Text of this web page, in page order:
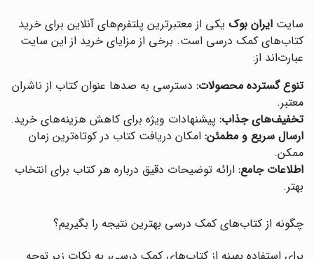
سایت ایران بوک یکی از معتبرترین پلتفرم‌های آنلاین برای خرید
کتاب‌های کمک درسی است. برخی از مزایای خرید از این سایت
عبارت‌اند از:
تنوع گسترده محصولات: دسترسی به صدها عنوان کتاب از ناشران
معتبر.
تخفیف‌های جذاب: پیشنهادات ویژه برای کاهش هزینه‌های خرید.
ارسال سریع و مطمئن: امکان دریافت کتاب در کوتاه‌ترین زمان
ممکن.
اطلاعات جامع: ارائه توضیحات دقیق درباره هر کتاب برای انتخاب
بهتر.
چگونه از کتاب‌های کمک درسی بهترین نتیجه را بگیریم؟
برای استفاده بهینه از کتاب‌های کمک درسی، به نکات زیر توجه